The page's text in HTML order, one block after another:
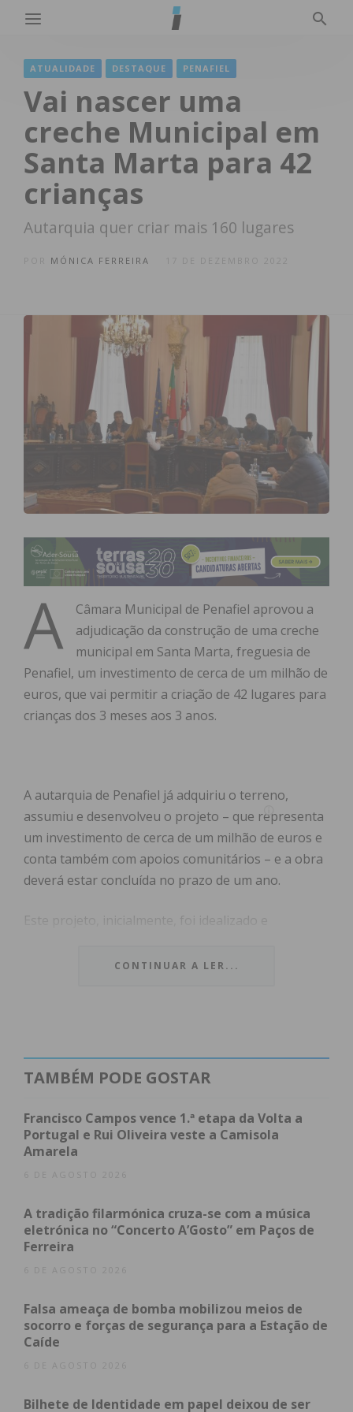
ATUALIDADE DESTAQUE PENAFIEL
Vai nascer uma
creche Municipal em
Santa Marta para 42
crianças
Autarquia quer criar mais 160 lugares
MÓNICA FERREIRA 17 DE DEZEMBRO 2022
A
Câmara Municipal de Penafiel aprovou a
adjudicação da construção de uma creche
municipal em Santa Marta, freguesia de
Penafiel, um investimento de cerca de um milhão de
euros, que vai permitir a criação de 42 lugares para
crianças dos 3 meses aos 3 anos.
A autarquia de Penafiel já adquiriu o terreno,
assumiu e desenvolveu o projeto – que representa
um investimento de cerca de um milhão de euros e
conta também com apoios comunitários – e a obra
deverá estar concluída no prazo de um ano.
Este projeto, inicialmente, foi idealizado e
que, entretanto, por falta de condições financeiras,
O Município de Penafiel pretende ainda, através do
Equipamentos Sociais, denominado “PARES 2.0”,
criar mais três creches, nas freguesias de Guilhufe
e Urrô, nas antigas instalações da Escola EB 1 de
que terá capacidade para 34 crianças; nas Termas
de S. Vicente, a funcionar no Jardim de Infância da
Igreja, cujo concurso será lançado muito
que deverá ser criado nas antigas instalações da
Escola EB 1 de Miragaia.
Municipal de Penafiel, “estas são excelentes
CONTINUAR A LER...
TAMBÉM PODE GOSTAR
Francisco Campos vence 1.ª etapa da Volta a
Portugal e Rui Oliveira veste a Camisola
Amarela
6 DE AGOSTO 2026
A tradição filarmónica cruza-se com a música
eletrónica no “Concerto A’Gosto” em Paços de
Ferreira
6 DE AGOSTO 2026
Falsa ameaça de bomba mobilizou meios de
socorro e forças de segurança para a Estação de
Caíde
6 DE AGOSTO 2026
Bilhete de Identidade em papel deixou de ser